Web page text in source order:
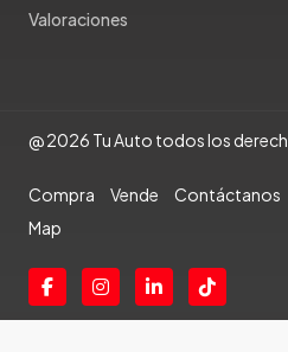
Valoraciones
@ 2026 Tu Auto todos los
Compra Vende Contáctanos
Map